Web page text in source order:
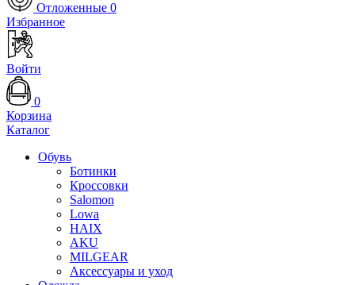
Отложенные 0
Избранное
Войти
0
Корзина
Каталог
Обувь
Ботинки
Кроссовки
Salomon
Lowa
HAIX
AKU
MILGEAR
Аксессуары и уход